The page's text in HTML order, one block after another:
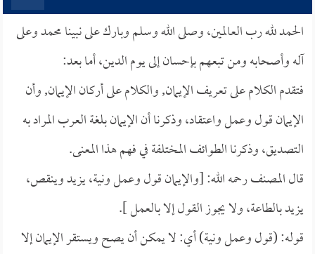
الحمد لله رب العالمين، وصلى الله وسلم وبارك على نبينا محمد وعلى
آله وأصحابه ومن تبعهم بإحسان إلى يوم الدين، أما بعد:
فتقدم الكلام على تعريف الإيمان, والكلام على أركان الإيمان, وأن
الإيمان قول وعمل واعتقاد، وذكرنا أن الإيمان بلغة العرب المراد به
التصديق، وذكرنا الطوائف المختلفة في فهم هذا المعنى.
قال المصنف رحمه الله: [والإيمان قول وعمل ونية، يزيد وينقص،
يزيد بالطاعة، ولا يجوز القول إلا بالعمل ].
قوله: (قول وعمل ونية) أي: لا يمكن أن يصح ويستقر الإيمان إلا